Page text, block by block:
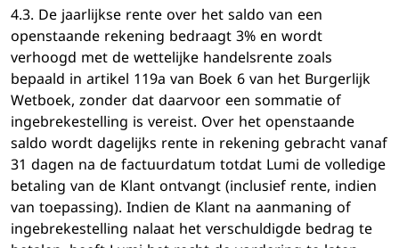
4.3. De jaarlijkse rente over het saldo van een
openstaande rekening bedraagt ​​3% en wordt
verhoogd met de wettelijke handelsrente zoals
bepaald in artikel 119a van Boek 6 van het Burgerlijk
Wetboek, zonder dat daarvoor een sommatie of
ingebrekestelling is vereist. Over het openstaande
saldo wordt dagelijks rente in rekening gebracht vanaf
31 dagen na de factuurdatum totdat Lumi de volledige
betaling van de Klant ontvangt (inclusief rente, indien
van toepassing). Indien de Klant na aanmaning of
ingebrekestelling nalaat het verschuldigde bedrag te